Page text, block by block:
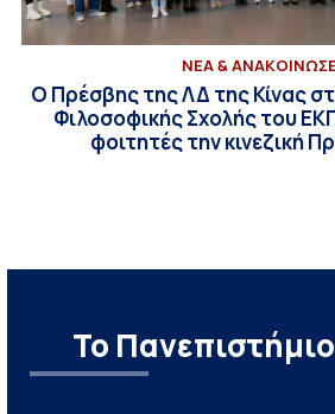
ΝΕΑ &
Ο Πρέσβης της ΛΔ της Κίνας
Φιλοσοφικής Σχολής του
φοιτητές την κινεζική
Το